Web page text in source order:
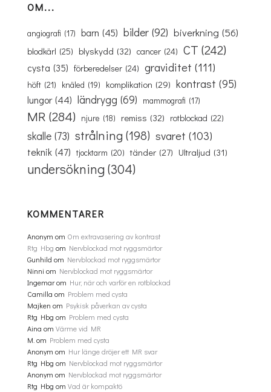
OM...
angiografi (17) barn (45) bilder (92) biverkning (56)
blodkärl (25) blyskydd (32) cancer (24) CT (242)
cysta (35) förberedelser (24) graviditet (111)
höft (21) knäled (19) komplikation (29) kontrast (95)
lungor (44) ländrygg (69) mammografi (17)
MR (284) njure (18) remiss (32) rotblockad (22)
skalle (73) strålning (198) svaret (103)
teknik (47) tjocktarm (20) tänder (27) Ultraljud (31)
undersökning(304)
KOMMENTARER
Anonym om Om extravasering av kontrast
Rtg Hbg om Nervblockad mot ryggsmärtor
Gunhild om Nervblockad mot ryggsmärtor
Ninni om Nervblockad mot ryggsmärtor
Ingemarom Hur, när och varför en rotblockad
Camilla om Problem med cysta
Majken om Psykisk påverkan av cysta
Rtg Hbg om Problem med cysta
Aina om Värme vid MR
M. om Problem med cysta
Anonym om Hur länge dröjer ett MR svar
Rtg Hbg om Nervblockad mot ryggsmärtor
Anonym om Nervblockad mot ryggsmärtor
Rtg Hbg om Vad är kompaktö